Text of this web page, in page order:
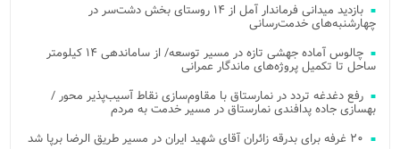
بازدید میدانی فرماندار آمل از ۱۴ روستای بخش دشت‌سر در
چهارشنبه‌های خدمت‌رسانی
چالوس آماده جهشی تازه در مسیر توسعه/ از ساماندهی ۱۴ کیلومتر
ساحل تا تکمیل پروژه‌های ماندگار عمرانی
رفع دغدغه تردد در نمارستاق با مقاوم‌سازی نقاط آسیب‌پذیر محور /
بهسازی جاده پدافندی نمارستاق در مسیر خدمت به مردم
۲۰ غرفه برای بدرقه زائران آقای شهید ایران در مسیر طریق الرضا برپا شد